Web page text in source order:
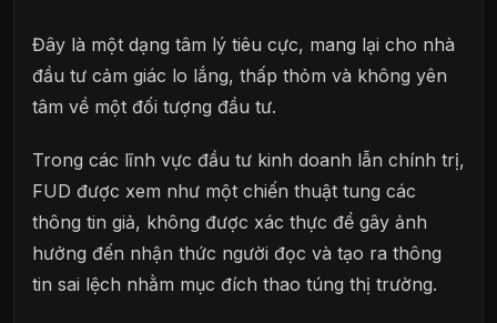
Đây là một dạng tâm lý tiêu cực, mang lại cho nhà
đầu tư cảm giác lo lắng, thấp thỏm và không yên
tâm về một đối tượng đầu tư.
Trong các lĩnh vực đầu tư kinh doanh lẫn chính trị,
FUD được xem như một chiến thuật tung các
thông tin giả, không được xác thực để gây ảnh
hưởng đến nhận thức người đọc và tạo ra thông
tin sai lệch nhằm mục đích thao túng thị trường.